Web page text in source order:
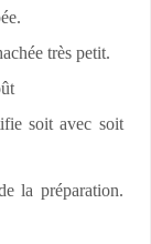
très petit.
soit avec soit
la préparation.